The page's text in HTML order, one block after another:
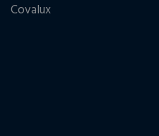
Covalux